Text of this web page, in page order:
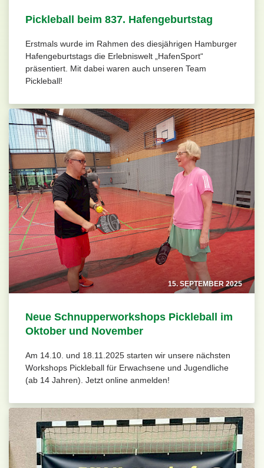
Pickleball beim 837. Hafengeburtstag
Erstmals wurde im Rahmen des diesjährigen Hamburger
Hafengeburtstags die Erlebniswelt „HafenSport“
präsentiert. Mit dabei waren auch unseren Team
Pickleball!
15. SEPTEMBER 2025
Neue Schnupperworkshops Pickleball im
Oktober und November
Am 14.10. und 18.11.2025 starten wir unsere nächsten
Workshops Pickleball für Erwachsene und Jugendliche
(ab 14 Jahren). Jetzt online anmelden!